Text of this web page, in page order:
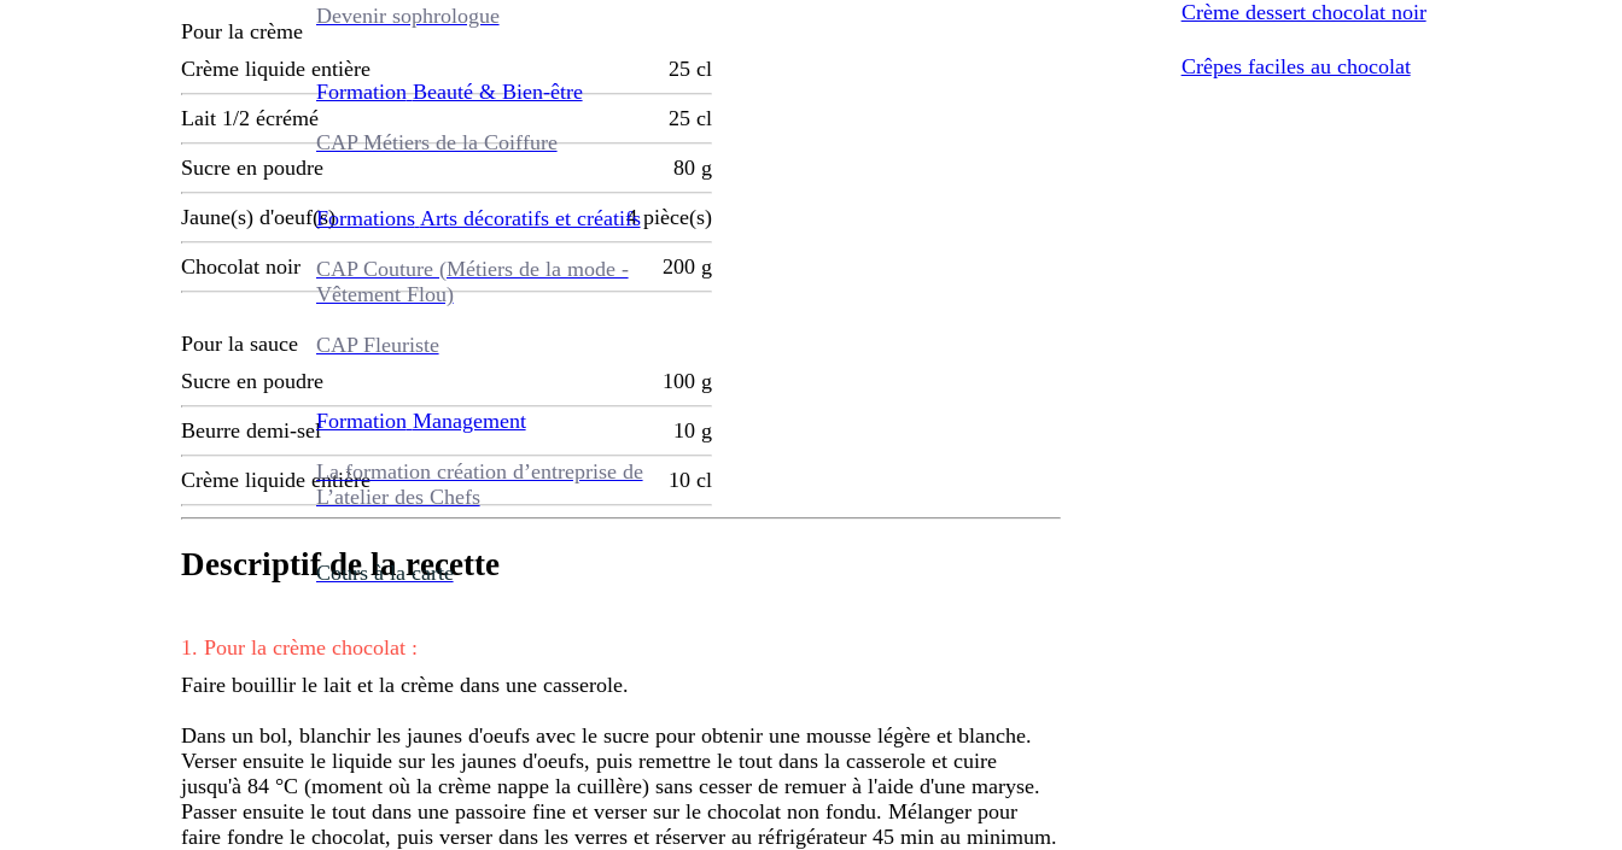
Devenir sophrologue
Formation Beauté & Bien-être
CAP Métiers de la Coiffure
Formations Arts décoratifs et créatifs
CAP Couture (Métiers de la mode -
Vêtement Flou)
CAP Fleuriste
Formation Management
La formation création d’entreprise de
L’atelier des Chefs
Cours à la carte
Pour la crème
Crème liquide entière
25 cl
Lait 1/2 écrémé 25 cl
Sucre en poudre 80 g
Jaune(s) d'oeuf(s) 4 pièce(s)
Chocolat noir 200 g
Pour la sauce
Sucre en poudre
100 g
Beurre demi-sel 10 g
Crème liquide entière 10 cl
Descriptif de la recette
1 . Pour la crème chocolat :
Faire bouillir le lait et la crème dans une casserole.
Dans un bol, blanchir les jaunes d'oeufs avec le sucre pour obtenir une mousse légère et blanche.
Verser ensuite le liquide sur les jaunes d'oeufs, puis remettre le tout dans la casserole et cuire
jusqu'à 84 °C (moment où la crème nappe la cuillère) sans cesser de remuer à l'aide d'une maryse.
Passer ensuite le tout dans une passoire fine et verser sur le chocolat non fondu. Mélanger pour
faire fondre le chocolat, puis verser dans les verres et réserver au réfrigérateur 45 min au minimum.
Crème dessert chocolat noir
Crêpes faciles au chocolat